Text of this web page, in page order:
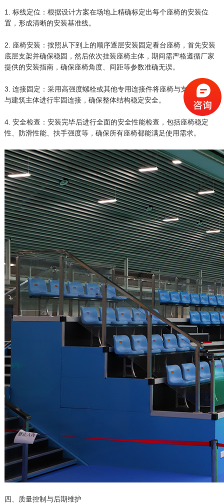
1. 标线定位：根据设计方案在场地上精确标定出每个座椅的安装位
置，形成清晰的安装基准线。
2. 座椅安装：按照从下到上的顺序逐层安装固定看台座椅，首先安装
底层支架并确保稳固，然后依次挂装座椅主体，期间需严格遵循厂家
提供的安装指南，确保座椅角度、间距等参数准确无误。
3. 连接固定：采用高强度螺栓或其他专用连接件将座椅与支架、支架
与建筑主体进行牢固连接，确保整体结构稳定安全。
4. 安全检查：安装完毕后进行全面的安全性能检查，包括座椅稳定
性、防滑性能、扶手强度等，确保所有座椅都能满足使用需求。
四、质量控制与后期维护